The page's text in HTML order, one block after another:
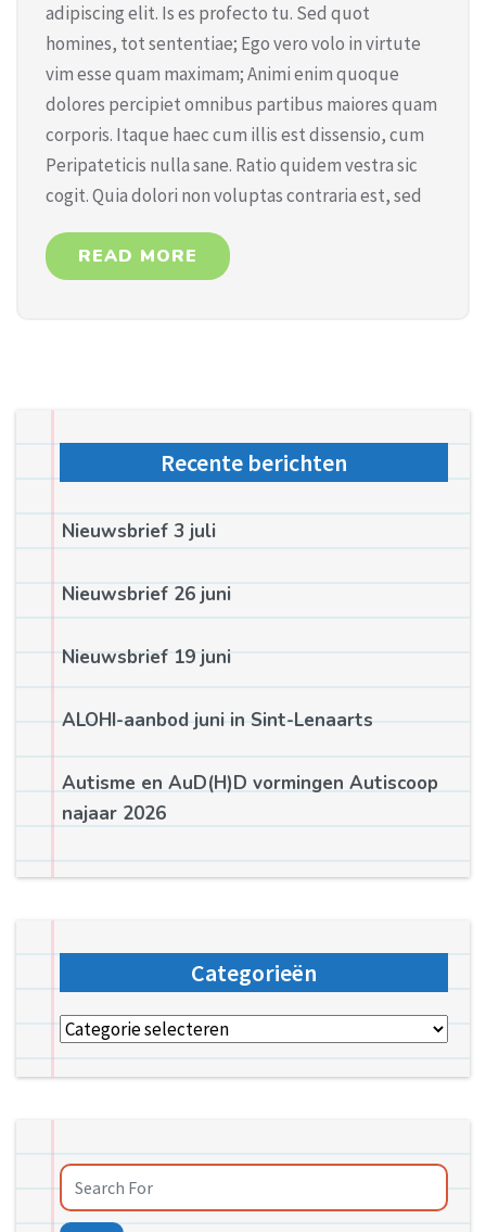
adipiscing elit. Is es profecto tu. Sed quot
homines, tot sententiae; Ego vero volo in virtute
vim esse quam maximam; Animi enim quoque
dolores percipiet omnibus partibus maiores quam
corporis. Itaque haec cum illis est dissensio, cum
Peripateticis nulla sane. Ratio quidem vestra sic
cogit. Quia dolori non voluptas contraria est, sed
READ MORE
Recente berichten
Nieuwsbrief 3 juli
Nieuwsbrief 26 juni
Nieuwsbrief 19 juni
ALOHI-aanbod juni in Sint-Lenaarts
Autisme en AuD(H)D vormingen Autiscoop
najaar 2026
Categorieën
Categorieën